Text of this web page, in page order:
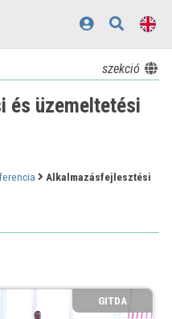
szekció
és üzemeltetési
Alkalmazásfejlesztési
GITDA